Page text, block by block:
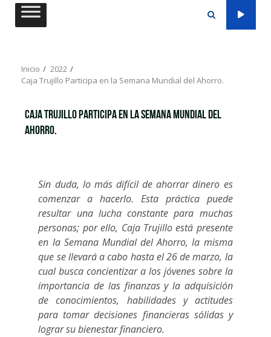
Saltar
Inicio
2022
Caja Trujillo Participa en la Semana Mundial del Ahorro.
Caja Trujillo Participa en la Semana Mundial del
Ahorro.
Sin duda, lo más difícil de ahorrar dinero es
comenzar a hacerlo. Esta práctica puede
resultar una lucha constante para muchas
personas; por ello, Caja Trujillo está presente
en la Semana Mundial del Ahorro, la misma
que se llevará a cabo hasta el 26 de marzo, la
cual busca concientizar a los jóvenes sobre la
importancia de las finanzas y la adquisición
de conocimientos, habilidades y actitudes
para tomar decisiones financieras sólidas y
lograr su bienestar financiero.